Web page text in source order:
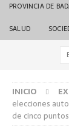
PROVINCIA DE
SALUD
INICIO
elecciones
de cinco